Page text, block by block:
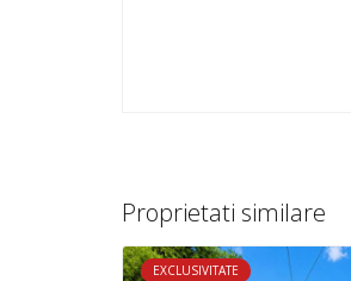
Proprietati similare
EXCLUSIVITATE